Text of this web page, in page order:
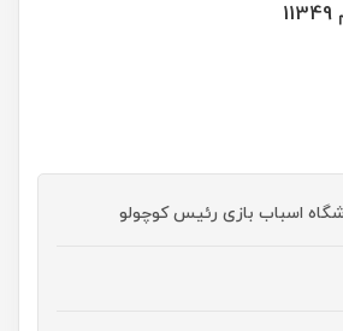
اسباب بازی رئیس کوچولو